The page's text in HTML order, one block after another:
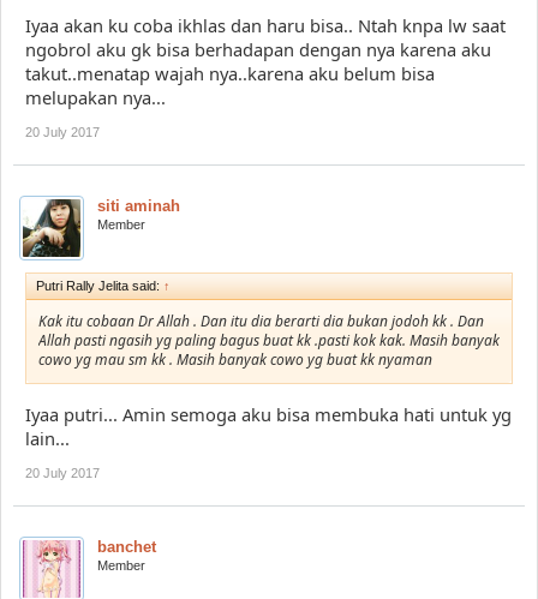
cari hubungan baru yang baik.............berdoa banyak banyak (gratis)
Iyaa akan ku coba ikhlas dan haru bisa.. Ntah knpa lw saat
ngobrol aku gk bisa berhadapan dengan nya karena aku
takut..menatap wajah nya..karena aku belum bisa
melupakan nya...
20 July 2017
siti aminah
Member
Putri Rally Jelita said: ↑
Kak itu cobaan Dr Allah . Dan itu dia berarti dia bukan jodoh kk . Dan
Allah pasti ngasih yg paling bagus buat kk .pasti kok kak. Masih banyak
cowo yg mau sm kk . Masih banyak cowo yg buat kk nyaman
Iyaa putri... Amin semoga aku bisa membuka hati untuk yg
lain...
20 July 2017
banchet
Member